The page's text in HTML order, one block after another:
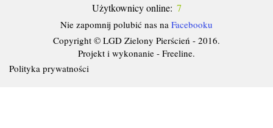
Użytkownicy online: 7
Nie zapomnij polubić nas na Facebooku
Copyright © LGD Zielony Pierścień - 2016.
Projekt i wykonanie - Freeline.
Polityka prywatności